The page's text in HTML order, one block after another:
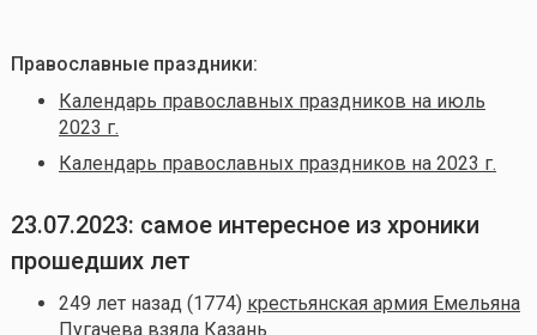
Православные праздники:
Календарь православных праздников на июль
2023 г.
Календарь православных праздников на 2023 г.
23.07.2023: самое интересное из хроники
прошедших лет
249 лет назад (1774) крестьянская армия Емельяна
Пугачева взяла Казань